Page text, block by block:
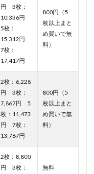
円 3枚：
10,336円
5枚：
15,312円
7枚：
17,417円
800円（5
枚以上まと
め買いで無
料）
2枚：6,228
円 3枚：
7,867円 5
枚：11,473
円 7枚：
13,767円
800円（5
枚以上まと
め買いで無
料）
2枚：8,800
円 3枚：
無料